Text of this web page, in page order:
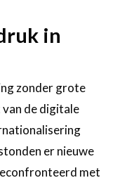
in
zonder grote
de digitale
er nieuwe
met